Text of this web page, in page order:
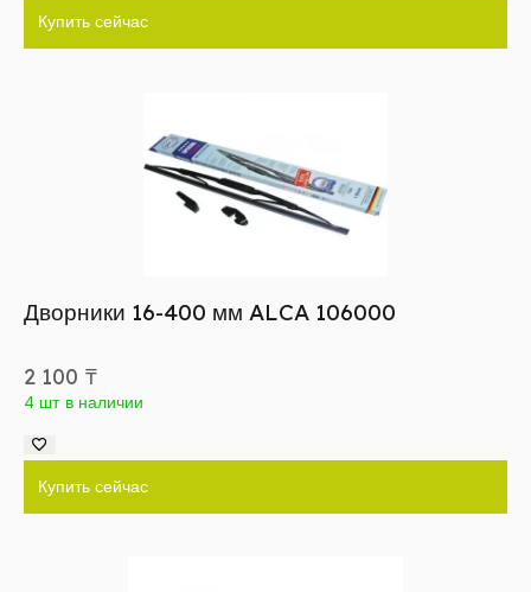
Купить сейчас
Дворники 16-400 мм ALCA 106000
2 100 ₸
4 шт в наличии
Купить сейчас